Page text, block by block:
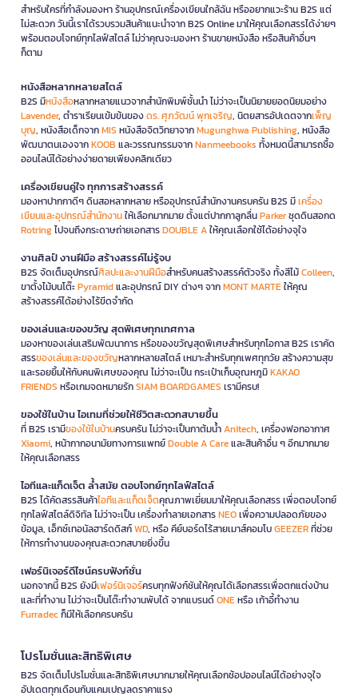
สำหรับใครที่กำลังมองหา ร้านอุปกรณ์เครื่องเขียนใกล้ฉัน หรืออยากแวะร้าน B2S แต่
ไม่สะดวก วันนี้เราได้รวบรวมสินค้าแนะนำจาก B2S Online มาให้คุณเลือกสรรได้ง่ายๆ
พร้อมตอบโจทย์ทุกไลฟ์สไตล์ ไม่ว่าคุณจะมองหา ร้านขายหนังสือ หรือสินค้าอื่นๆ
ก็ตาม
หนังสือหลากหลายสไตล์
B2S มีหนังสือหลากหลายแนวจากสำนักพิมพ์ชั้นนำ ไม่ว่าจะเป็นนิยายยอดนิยมอย่าง
Lavender, ตำราเรียนเข้มข้นของดร. ศุภวัฒน์ พุกเจริญ, นิตยสารอัปเดตจากเพ็ญ
บุญ, หนังสือเด็กจากMIS หนังสือจิตวิทยาจากMugunghwa Publishing, หนังสือ
พัฒนาตนเองจากKOOB และวรรณกรรมจากNanmeebooks ทั้งหมดนี้สามารถซื้อ
ออนไลน์ได้อย่างง่ายดายเพียงคลิกเดียว
เครื่องเขียนคู่ใจ ทุกการสร้างสรรค์
มองหาปากกาดีๆ ดินสอหลากหลาย หรืออุปกรณ์สำนักงานครบครัน B2S มีเครื่อง
เขียนและอุปกรณ์สำนักงานให้เลือกมากมาย ตั้งแต่ปากกาลูกลื่นParkerชุดดินสอกด
Rotringไปจนถึงกระดาษถ่ายเอกสารDOUBLE Aให้คุณเลือกใช้ได้อย่างจุใจ
งานศิลป์ งานฝีมือ สร้างสรรค์ไม่รู้จบ
B2S จัดเต็มอุปกรณ์ศิลปะและงานฝีมือสำหรับคนสร้างสรรค์ตัวจริง ทั้งสีไม้Colleen,
ขาตั้งไม้บนโต๊ะPyramidและอุปกรณ์ DIY ต่างๆ จากMONT MARTEให้คุณ
สร้างสรรค์ได้อย่างไร้ขีดจำกัด
ของเล่นและของขวัญ สุดพิเศษทุกเทศกาล
มองหาของเล่นเสริมพัฒนาการ หรือของขวัญสุดพิเศษสำหรับทุกโอกาส B2S เราคัด
สรรของเล่นและของขวัญหลากหลายสไตล์ เหมาะสำหรับทุกเพศทุกวัย สร้างความสุข
และรอยยิ้มให้กับคนพิเศษของคุณ ไม่ว่าจะเป็น กระเป๋าเก็บอุณหภูมิKAKAO
FRIENDS หรือเกมจดหมายรักSIAM BOARDGAMES เรามีครบ!
ของใช้ในบ้าน ไอเทมที่ช่วยให้ชีวิตสะดวกสบายขึ้น
ที่ B2S เรามีของใช้ในบ้านครบครัน ไม่ว่าจะเป็นกาต้มน้ำAnitech, เครื่องฟอกอากาศ
Xiaomi, หน้ากากอนามัยทางการแพทย์Double A Careและสินค้าอื่น ๆ อีกมากมาย
ให้คุณเลือกสรร
ไอทีและแก็ดเจ็ต ล้ำสมัย ตอบโจทย์ทุกไลฟ์สไตล์
B2S ได้คัดสรรสินค้าไอทีและแก็ดเจ็ตคุณภาพเยี่ยมมาให้คุณเลือกสรร เพื่อตอบโจทย์
ทุกไลฟ์สไตล์ดิจิทัล ไม่ว่าจะเป็น เครื่องทำลายเอกสารNEOเพื่อความปลอดภัยของ
ข้อมูล, เอ็กซ์เทอนัลฮาร์ดดิสก์WD, หรือ คีย์บอร์ดไร้สายเมาส์คอมโบGEEZERที่ช่วย
ให้การทำงานของคุณสะดวกสบายยิ่งขึ้น
เฟอร์นิเจอร์ดีไซน์ครบฟังก์ชั่น
นอกจากนี้ B2S ยังมีเฟอร์นิเจอร์ครบทุกฟังก์ชันให้คุณได้เลือกสรรเพื่อตกแต่งบ้าน
และที่ทำงาน ไม่ว่าจะเป็นโต๊ะทำงานพับได้ จากแบรนด์ONEหรือ เก้าอี้ทำงาน
Furradecก็มีให้เลือกครบครัน
โปรโมชั่นและสิทธิพิเศษ
B2S จัดเต็มโปรโมชั่นและสิทธิพิเศษมากมายให้คุณเลือกช้อปออนไลน์ได้อย่างจุใจ
อัปเดตทุกเดือนกับแคมเปญลดราคาแรง